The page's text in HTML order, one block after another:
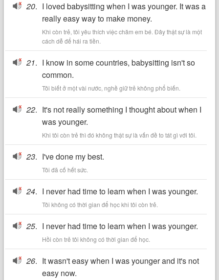
20. I loved babysitting when I was younger. It was a
really easy way to make money.
Khi còn trẻ, tôi yêu thích việc chăm em bé. Đây thật sự là một
cách dễ để hái ra tiền.
21. I know in some countries, babysitting isn't so
common.
Tôi biết ở một vài nước, nghề giữ trẻ không phổ biến.
22. It's not really something I thought about when I
was younger.
Khi tôi còn trẻ thì đó không thật sự là vấn đề to tát gì với tôi.
23. I've done my best.
Tôi đã cố hết sức.
24. I never had time to learn when I was younger.
Tôi không có thời gian để học khi tôi còn trẻ.
25. I never had time to learn when I was younger.
Hồi còn trẻ tôi không có thời gian để học.
26. It wasn't easy when I was younger and it's not
easy now.